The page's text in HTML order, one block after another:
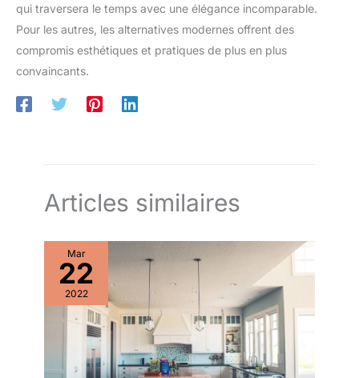
qui traversera le temps avec une élégance incomparable.
Pour les autres, les alternatives modernes offrent des
compromis esthétiques et pratiques de plus en plus
convaincants.
Articles similaires
Mar
22
2022